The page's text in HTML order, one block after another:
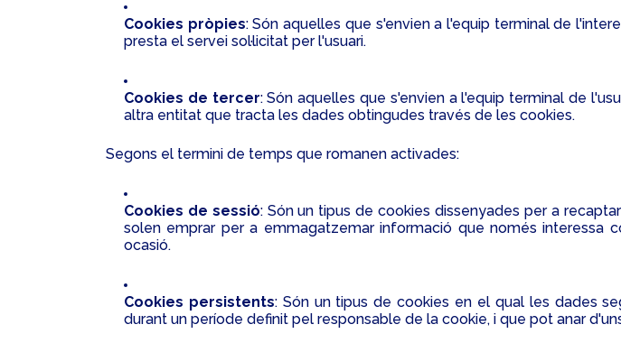
Cookies pròpies: Són aquelles que s'envien a l'equip terminal de
presta el servei sol·licitat per l'usuari.
Cookies de tercer: Són aquelles que s'envien a l'equip terminal de
altra entitat que tracta les dades obtingudes través de les cookies.
Segons el termini de temps que romanen activades:
Cookies de sessió: Són un tipus de cookies dissenyades per a
solen emprar per a emmagatzemar informació que només interessa
ocasió.
Cookies persistents: Són un tipus de cookies en el qual les dades
durant un període definit pel responsable de la cookie, i que pot anar